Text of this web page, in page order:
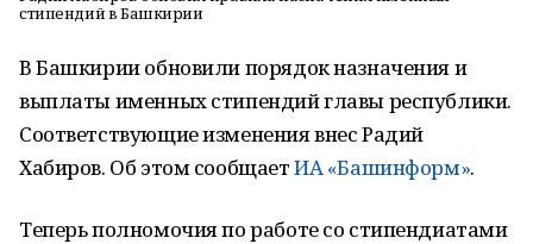
стипендий в Башкирии
В Башкирии обновили порядок назначения и
выплаты именных стипендий главы республики.
Соответствующие изменения внес Радий
Хабиров. Об этом сообщаетИА «Башинформ».
Теперь полномочия по работе со стипендиатами